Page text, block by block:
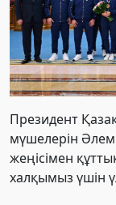
Президент
мүшелерін
жеңісімен
халқымыз үшін